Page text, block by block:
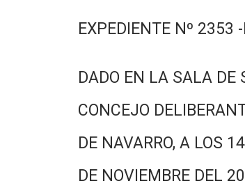
EXPEDIENTE Nº 2353
DADO EN LA SALA DE
CONCEJO
DE NAVARRO, A LOS
DE NOVIEMBRE DEL